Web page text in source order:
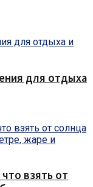
для отдыха
взять от